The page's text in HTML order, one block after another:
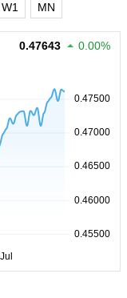
W1 MN
0.47643 0.00%